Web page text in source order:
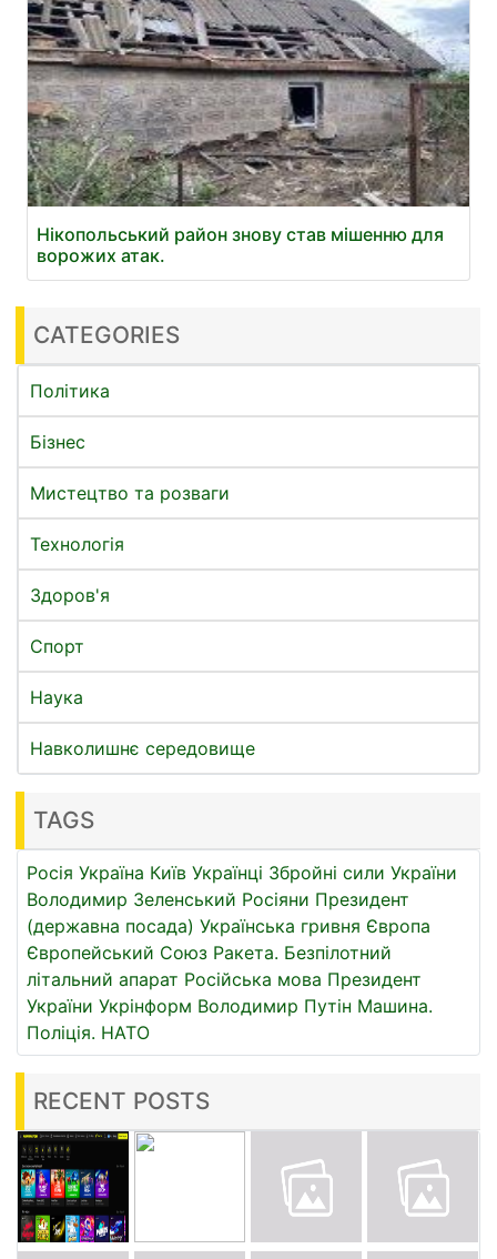
Нікопольський район знову став мішенню для
ворожих атак.
CATEGORIES
Політика
Бізнес
Мистецтво та розваги
Технологія
Здоров'я
Спорт
Наука
Навколишнє середовище
TAGS
Росія Україна Київ Українці Збройні сили України
Володимир Зеленський Росіяни Президент
(державна посада) Українська гривня Європа
Європейський Союз Ракета. Безпілотний
літальний апарат Російська мова Президент
України Укрінформ Володимир Путін Машина.
Поліція. НАТО
RECENT POSTS